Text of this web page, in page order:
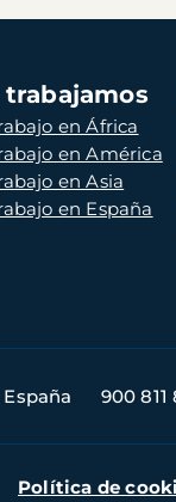
en África
en América
en Asia
en España
900 811
Política de